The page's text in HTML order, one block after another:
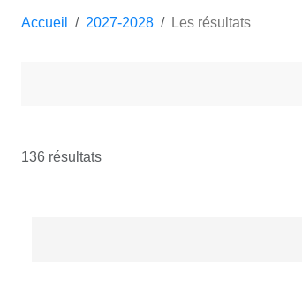
Accueil 2027-2028 Les résultats
136 résultats